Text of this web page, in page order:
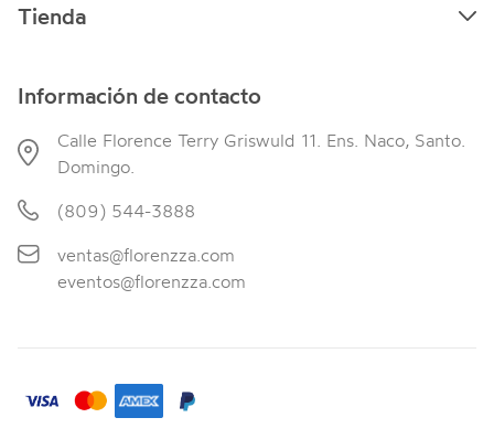
Tienda
Información de contacto
Calle Florence Terry Griswuld 11. Ens. Naco, Santo.
Domingo.
(809) 544-3888
ventas@florenzza.com
eventos@florenzza.com